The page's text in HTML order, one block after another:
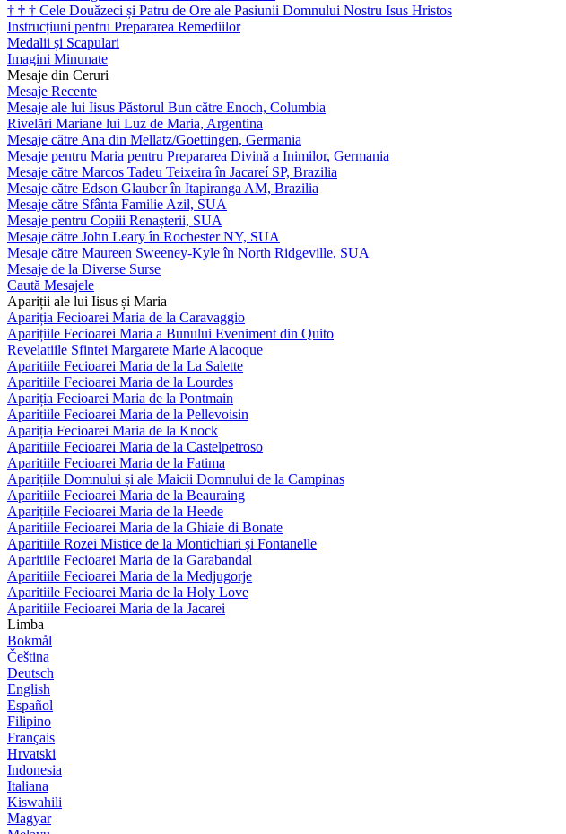
† † † Cele Douăzeci și Patru de Ore ale Pasiunii Domnului Nostru Isus Hristos
Instrucțiuni pentru Prepararea Remediilor
Medalii și Scapulari
Imagini Minunate
Mesaje din Ceruri
Mesaje Recente
Mesaje ale lui Iisus Păstorul Bun către Enoch, Columbia
Rivelări Mariane lui Luz de Maria, Argentina
Mesaje către Ana din Mellatz/Goettingen, Germania
Mesaje pentru Maria pentru Prepararea Divină a Inimilor, Germania
Mesaje către Marcos Tadeu Teixeira în Jacareí SP, Brazilia
Mesaje către Edson Glauber în Itapiranga AM, Brazilia
Mesaje către Sfânta Familie Azil, SUA
Mesaje pentru Copiii Renașterii, SUA
Mesaje către John Leary în Rochester NY, SUA
Mesaje către Maureen Sweeney-Kyle în North Ridgeville, SUA
Mesaje de la Diverse Surse
Caută Mesajele
Apariții ale lui Iisus și Maria
Apariția Fecioarei Maria de la Caravaggio
Aparițiile Fecioarei Maria a Bunului Eveniment din Quito
Revelatiile Sfintei Margarete Marie Alacoque
Aparitiile Fecioarei Maria de la La Salette
Aparitiile Fecioarei Maria de la Lourdes
Apariția Fecioarei Maria de la Pontmain
Aparitiile Fecioarei Maria de la Pellevoisin
Apariția Fecioarei Maria de la Knock
Aparitiile Fecioarei Maria de la Castelpetroso
Aparitiile Fecioarei Maria de la Fatima
Aparițiile Domnului și ale Maicii Domnului de la Campinas
Aparitiile Fecioarei Maria de la Beauraing
Aparițiile Fecioarei Maria de la Heede
Aparitiile Fecioarei Maria de la Ghiaie di Bonate
Aparitiile Rozei Mistice de la Montichiari și Fontanelle
Aparitiile Fecioarei Maria de la Garabandal
Aparitiile Fecioarei Maria de la Medjugorje
Aparitiile Fecioarei Maria de la Holy Love
Aparitiile Fecioarei Maria de la Jacarei
Limba
Bokmål
Čeština
Deutsch
English
Español
Filipino
Français
Hrvatski
Indonesia
Italiana
Kiswahili
Magyar